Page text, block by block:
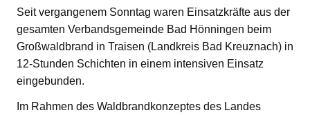
Seit vergangenem Sonntag waren Einsatzkräfte aus der
gesamten Verbandsgemeinde Bad Hönningen beim
Großwaldbrand in Traisen (Landkreis Bad Kreuznach) in
12-Stunden Schichten in einem intensiven Einsatz
eingebunden.
Im Rahmen des Waldbrandkonzeptes des Landes